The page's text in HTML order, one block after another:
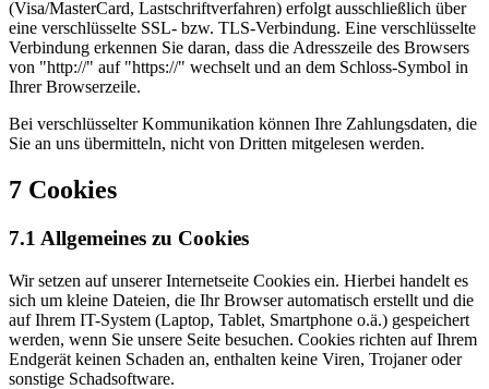
(Visa/MasterCard, Lastschriftverfahren) erfolgt ausschließlich über
eine verschlüsselte SSL- bzw. TLS-Verbindung. Eine verschlüsselte
Verbindung erkennen Sie daran, dass die Adresszeile des Browsers
von "http://" auf "https://" wechselt und an dem Schloss-Symbol in
Ihrer Browserzeile.
Bei verschlüsselter Kommunikation können Ihre Zahlungsdaten, die
Sie an uns übermitteln, nicht von Dritten mitgelesen werden.
7 Cookies
7.1 Allgemeines zu Cookies
Wir setzen auf unserer Internetseite Cookies ein. Hierbei handelt es
sich um kleine Dateien, die Ihr Browser automatisch erstellt und die
auf Ihrem IT-System (Laptop, Tablet, Smartphone o.ä.) gespeichert
werden, wenn Sie unsere Seite besuchen. Cookies richten auf Ihrem
Endgerät keinen Schaden an, enthalten keine Viren, Trojaner oder
sonstige Schadsoftware.